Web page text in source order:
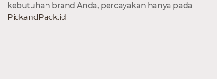
kebutuhan brand Anda, percayakan hanya pada
PickandPack.id